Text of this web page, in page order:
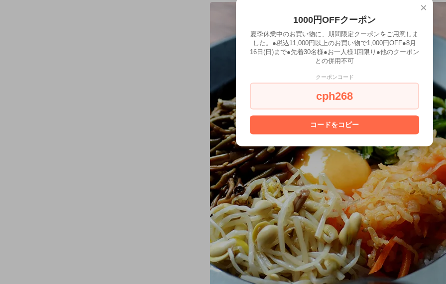
×
1000円OFFクーポン
夏季休業中のお買い物に、期間限定クーポンをご用意しま
した。●税込11,000円以上のお買い物で1,000円OFF●8月
16日(日)まで●先着30名様●お一人様1回限り●他のクーポン
との併用不可
クーポンコード
cph268
コードをコピー